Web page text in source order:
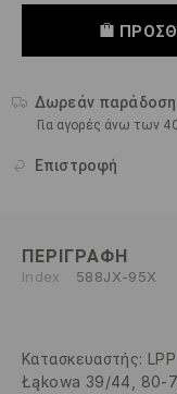
Δωρεάν παράδοση
Για αγορές άνω των
Επιστροφή
ΠΕΡΙΓΡΑΦΉ
Index 588JX-95X
Κατασκευαστής:
Łąkowa 39/44, 80-